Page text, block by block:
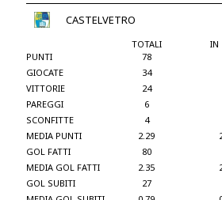
CASTELVETRO
TOTALI
IN
PUNTI
78
GIOCATE
34
VITTORIE
24
PAREGGI
6
SCONFITTE
4
MEDIA PUNTI
2.29
GOL FATTI
80
MEDIA GOL FATTI
2.35
GOL SUBITI
27